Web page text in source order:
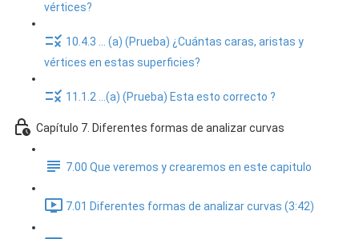
vértices?
10.4.3 ... (a) (Prueba) ¿Cuántas caras, aristas y
vértices en estas superficies?
11.1.2 ...(a) (Prueba) Esta esto correcto ?
Capítulo 7. Diferentes formas de analizar curvas
7.00 Que veremos y crearemos en este capitulo
7.01 Diferentes formas de analizar curvas (3:42)